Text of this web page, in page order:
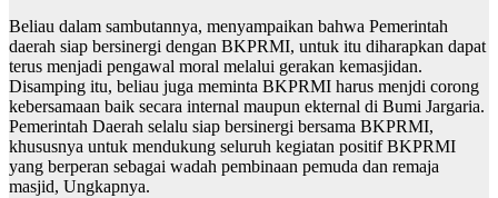
Beliau dalam sambutannya, menyampaikan bahwa Pemerintah
daerah siap bersinergi dengan BKPRMI, untuk itu diharapkan dapat
terus menjadi pengawal moral melalui gerakan kemasjidan.
Disamping itu, beliau juga meminta BKPRMI harus menjdi corong
kebersamaan baik secara internal maupun ekternal di Bumi Jargaria.
Pemerintah Daerah selalu siap bersinergi bersama BKPRMI,
khususnya untuk mendukung seluruh kegiatan positif BKPRMI
yang berperan sebagai wadah pembinaan pemuda dan remaja
masjid, Ungkapnya.